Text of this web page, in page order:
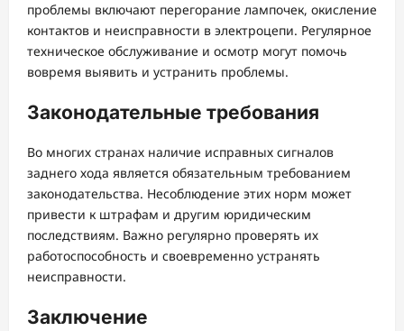
проблемы включают перегорание лампочек, окисление
контактов и неисправности в электроцепи. Регулярное
техническое обслуживание и осмотр могут помочь
вовремя выявить и устранить проблемы.
Законодательные требования
Во многих странах наличие исправных сигналов
заднего хода является обязательным требованием
законодательства. Несоблюдение этих норм может
привести к штрафам и другим юридическим
последствиям. Важно регулярно проверять их
работоспособность и своевременно устранять
неисправности.
Заключение